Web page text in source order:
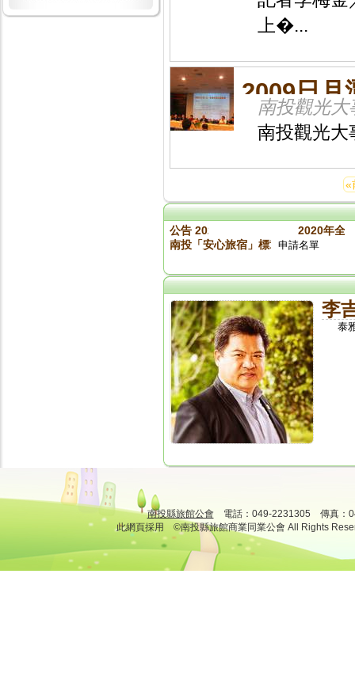
上�...
2009日月
南投觀光
南投觀光大
«
公告 2020旅館盃入取名單 2020年全
南投「安心旅宿」標章參加業者名單
申請名單
李
泰
南投縣旅館公會 電話：049-2231305 傳真：
此網頁採用 ©南投縣旅館商業同業公會 All Rights